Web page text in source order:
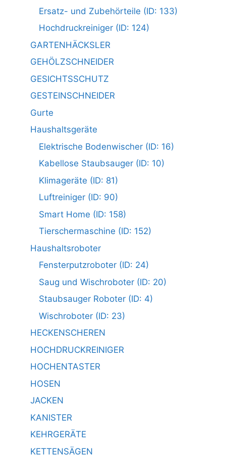
Ersatz- und Zubehörteile (ID: 133)
Hochdruckreiniger (ID: 124)
GARTENHÄCKSLER
GEHÖLZSCHNEIDER
GESICHTSSCHUTZ
GESTEINSCHNEIDER
Gurte
Haushaltsgeräte
Elektrische Bodenwischer (ID: 16)
Kabellose Staubsauger (ID: 10)
Klimageräte (ID: 81)
Luftreiniger (ID: 90)
Smart Home (ID: 158)
Tierschermaschine (ID: 152)
Haushaltsroboter
Fensterputzroboter (ID: 24)
Saug und Wischroboter (ID: 20)
Staubsauger Roboter (ID: 4)
Wischroboter (ID: 23)
HECKENSCHEREN
HOCHDRUCKREINIGER
HOCHENTASTER
HOSEN
JACKEN
KANISTER
KEHRGERÄTE
KETTENSÄGEN